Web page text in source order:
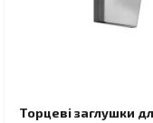
Торцеві заглушки